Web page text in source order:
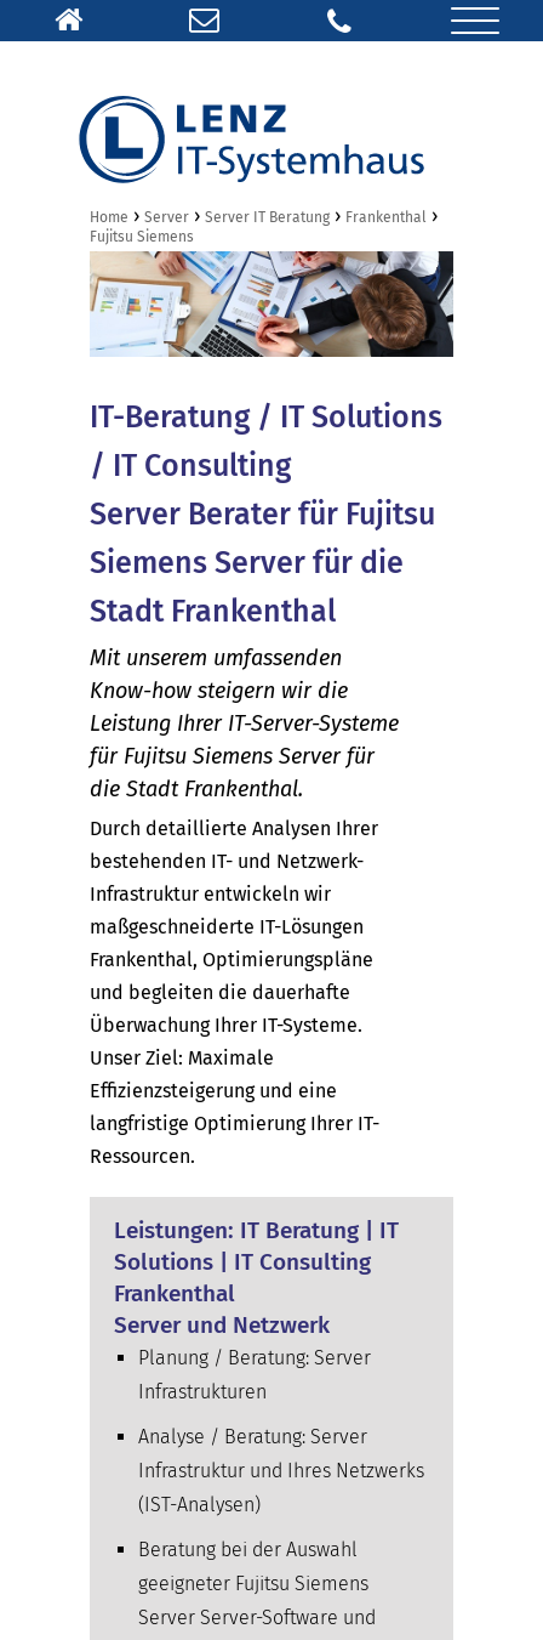
Home › Server › Server IT Beratung › Frankenthal ›
Fujitsu Siemens
IT-Beratung / IT Solutions
/ IT Consulting
Server Berater für Fujitsu
Siemens Server für die
Stadt Frankenthal
Mit unserem umfassenden
Know-how steigern wir die
Leistung Ihrer IT-Server-Systeme
für Fujitsu Siemens Server für
die Stadt Frankenthal.
Durch detaillierte Analysen Ihrer
bestehenden IT- und Netzwerk-
Infrastruktur entwickeln wir
maßgeschneiderte IT-Lösungen
Frankenthal, Optimierungspläne
und begleiten die dauerhafte
Überwachung Ihrer IT-Systeme.
Unser Ziel: Maximale
Effizienzsteigerung und eine
langfristige Optimierung Ihrer IT-
Ressourcen.
Leistungen: IT Beratung | IT
Solutions | IT Consulting
Frankenthal
Server und Netzwerk
Planung / Beratung: Server
Infrastrukturen
Analyse / Beratung: Server
Infrastruktur und Ihres Netzwerks
(IST-Analysen)
Beratung bei der Auswahl
geeigneter Fujitsu Siemens
Server Server-Software und